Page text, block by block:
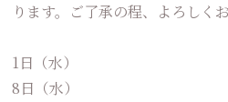
ります。ご了承の程、よろしく
1日（水）
8日（水）